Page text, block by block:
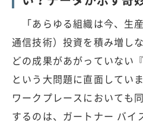
「あらゆる組織は今、生
通信技術）投資を積み増し
どの成果があがっていない
という大問題に直面してい
ワークプレースにおいて
するのは、ガートナー バイ